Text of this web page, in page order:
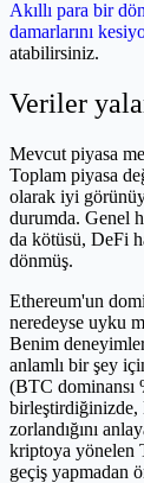
Akıllı para bir
damarlarını
atabilirsiniz.
Veriler
Mevcut piyasa
Toplam piyasa
olarak iyi
durumda. Genel
da kötüsü, DeFi
dönmüş.
Ethereum'un
neredeyse uyku
Benim
anlamlı bir şey
(BTC dominansı
birleştirdiğinizde,
zorlandığını
kriptoya yönelen
geçiş yapmadan